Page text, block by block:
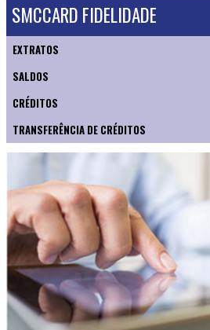
SMCCARD FIDELIDADE
EXTRATOS
SALDOS
CRÉDITOS
TRANSFERÊNCIA DE CRÉDITOS